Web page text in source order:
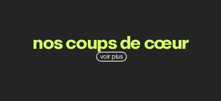
voir plus
nos coups de cœur